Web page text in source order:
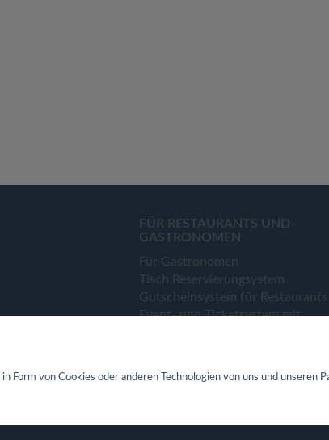
FÜR RESTAURANTS UND
GASTRONOMEN
Für Gastronomen
Tisch Reservierungsystem
Gutscheinsystem für Restaurants
Event- und Ticketsystem mit
Webseiten für Restaurant
Form von Cookies oder anderen Technologien von uns und unseren